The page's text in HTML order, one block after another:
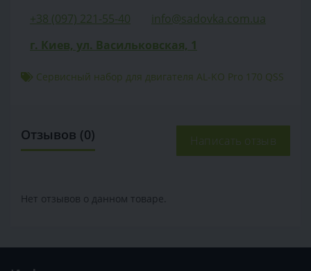
+38 (097) 221-55-40
info@sadovka.com.ua
г. Киев, ул. Васильковская, 1
Сервисный набор для двигателя AL-KO Pro 170 QSS
Отзывов (0) Написать отзыв
Нет отзывов о данном товаре.